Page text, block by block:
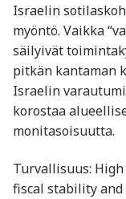
Israelin
myöntö. Vaikka
säilyivät
pitkän kantaman
Israelin
korostaa
monitasoisuutta.
Turvallisuus:
fiscal stability